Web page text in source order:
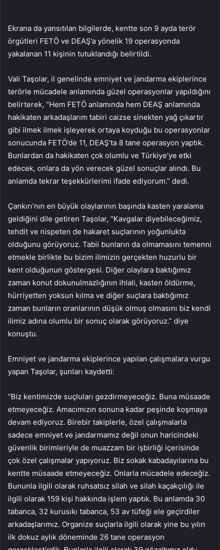
Ekrana da yansıtılan bilgilerde, kentte son 9 ayda terör
örgütleri FETÖ ve DEAŞ’a yönelik 19 operasyonda
yakalanan 11 kişinin tutuklandığı belirtildi.
Vali Taşolar, il genelinde emniyet ve jandarma ekiplerince
terörle mücadele anlamında güzel operasyonlar yapıldığını
belirterek, “Hem FETÖ anlamında hem DEAŞ anlamında
hakikaten arkadaşlarım tabiri caizse sinekten yağ çıkartır
gibi ilmek ilmek işleyerek ortaya koyduğu bu operasyonlar
sonucunda FETÖ’de 11, DEAŞ’ta 8 tane operasyon yaptık.
Bunlardan da hakikaten çok olumlu ve Türkiye’ye etki
edecek, onlara da yön verecek güzel sonuçlar alındı. Bu
anlamda tekrar teşekkürlerimi ifade ediyorum.” dedi.
Çankırı’nın en büyük olaylarının başında kasten yaralama
geldiğini dile getiren Taşolar, “Kavgalar diyebileceğimiz,
tehdit ve nispeten de hakaret suçlarının yoğunlukta
olduğunu görüyoruz. Tabii bunların da olmamasını temenni
etmekle birlikte bu bizim ilimizin gerçekten huzurlu bir
kent olduğunun göstergesi. Diğer olaylara baktığımız
zaman konut dokunulmazlığının ihlali, kasten öldürme,
hürriyetten yoksun kılma ve diğer suçlara baktığımız
zaman bunların oranlarının düşük olmuş olmasını biz kendi
ilimiz adına olumlu bir sonuç olarak görüyoruz.” diye
konuştu.
Emniyet ve jandarma ekiplerince yapılan çalışmalara vurgu
yapan Taşolar, şunları kaydetti:
“Biz kentimizde suçluları gezdirmeyeceğiz. Buna müsaade
etmeyeceğiz. Amacımızın sonuna kadar peşinde koşmaya
devam ediyoruz. Birebir takiplerle, özel çalışmalarla
sadece emniyet ve jandarmamız değil onun haricindeki
güvenlik birimleriyle de muazzam bir işbirliği içerisinde
çok özel çalışmalar yapıyoruz. Biz sokak kabadayılarına bu
kentte müsaade etmeyeceğiz. Onlarla mücadele edeceğiz.
Bununla ilgili olarak ruhsatsız silah ve silah kaçakçılığı ile
ilgili olarak 159 kişi hakkında işlem yaptık. Bu anlamda 30
tabanca, 32 kurusıkı tabanca, 53 av tüfeği ele geçirdiler
arkadaşlarımız. Organize suçlarla ilgili olarak yine bu yılın
ilk dokuz aylık döneminde 26 tane operasyon